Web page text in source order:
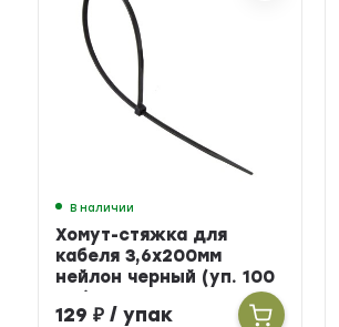
В наличии
Хомут-стяжка для
кабеля 3,6х200мм
нейлон черный (уп. 100
шт.)
129₽ / упак